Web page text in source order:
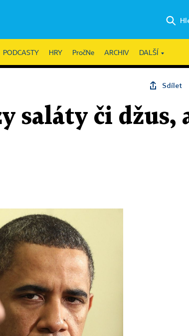
PODCASTY HRY PročNe ARCHIV DALŠÍ
Sdílet
saláty či džus,